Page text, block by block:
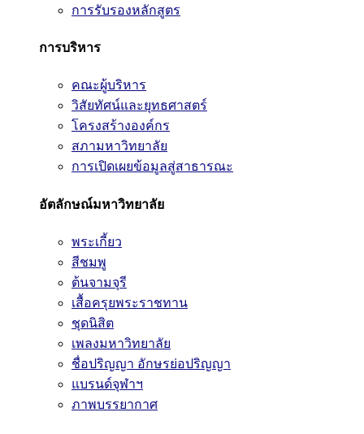
การรับรองหลักสูตร
การบริหาร
คณะผู้บริหาร
วิสัยทัศน์และยุทธศาสตร์
โครงสร้างองค์กร
สภามหาวิทยาลัย
การเปิดเผยข้อมูลสู่สาธารณะ
อัตลักษณ์มหาวิทยาลัย
พระเกี้ยว
สีชมพู
ต้นจามจุรี
เสื้อครุยพระราชทาน
ชุดนิสิต
เพลงมหาวิทยาลัย
ชื่อปริญญา อักษรย่อปริญญา
แบรนด์จุฬาฯ
ภาพบรรยากาศ